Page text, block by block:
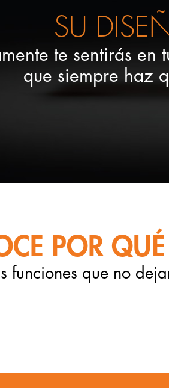
SU
te sentirás en
que siempre haz
POR
funciones que no